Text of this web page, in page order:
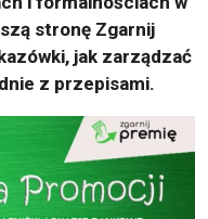
stronę Zgarnij
jak zarządzać
z przepisami.